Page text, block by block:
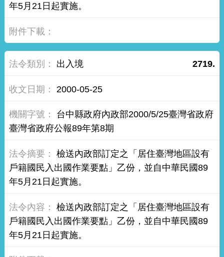
年5月21日起實施。
2719.
出入境
2000-05-25
台中縣政府內政部2000/5/25臺灣省政府
臺灣省政府公報89年第8期
檢送內政部訂定之「居住臺灣地區設有
戶籍國民入出國作業要點」乙份，並自中華民國89
年5月21日起實施。
檢送內政部訂定之「居住臺灣地區設有
戶籍國民入出國作業要點」乙份，並自中華民國89
年5月21日起實施。